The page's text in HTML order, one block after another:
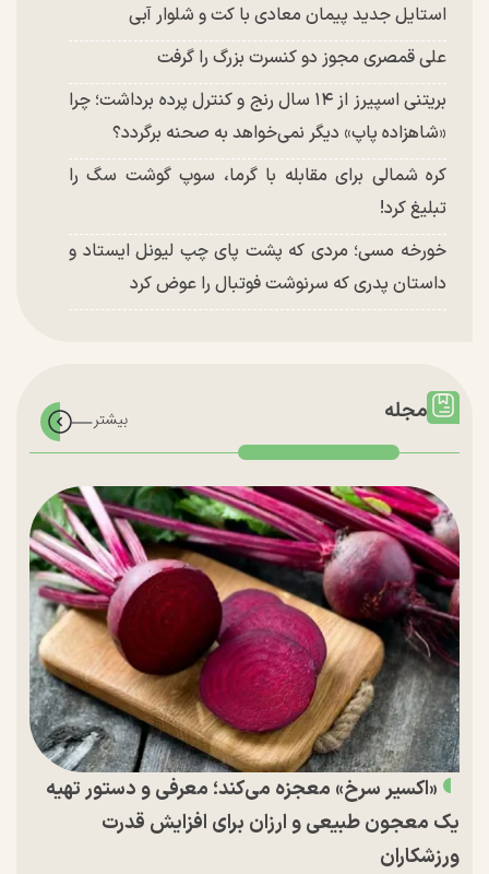
استایل جدید پیمان معادی با کت و شلوار آبی
علی قمصری مجوز دو کنسرت بزرگ را گرفت
بریتنی اسپیرز از ۱۴ سال رنج و کنترل پرده برداشت؛ چرا
«شاهزاده پاپ» دیگر نمی‌خواهد به صحنه برگردد؟
کره شمالی برای مقابله با گرما، سوپ گوشت سگ را
تبلیغ کرد!
خورخه مسی؛ مردی که پشت پای چپ لیونل ایستاد و
داستان پدری که سرنوشت فوتبال را عوض کرد
مجله
«اکسیر سرخ» معجزه می‌کند؛ معرفی و دستور تهیه
یک معجون طبیعی و ارزان برای افزایش قدرت
ورزشکاران